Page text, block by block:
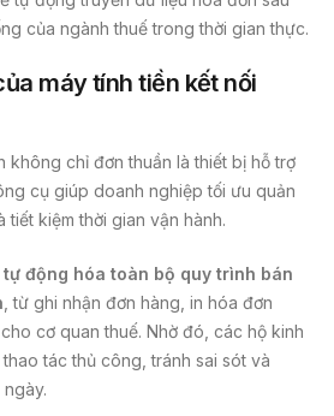
của ngành thuế trong thời gian thực.
máy tính tiền kết nối
không chỉ đơn thuần là thiết bị hỗ trợ
cụ giúp doanh nghiệp tối ưu quản
tiết kiệm thời gian vận hành.
động hóa toàn bộ quy trình bán
, từ ghi nhận đơn hàng, in hóa đơn
cơ quan thuế. Nhờ đó, các hộ kinh
tác thủ công, tránh sai sót và